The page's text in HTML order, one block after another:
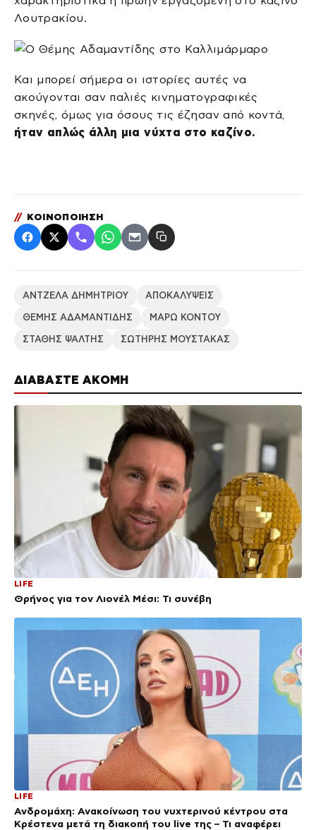
ΔΙΑΒΑΣΤΕ ΑΚΟΜΗ
LIFE
Θρήνος για τον Λιονέλ Μέσι: Τι συνέβη
LIFE
Ανδρομάχη: Ανακοίνωση του νυχτερινού κέντρου στα
Κρέστενα μετά τη διακοπή του live της – Τι αναφέρει
Λουτρακίου.
Και μπορεί σήμερα οι ιστορίες αυτές να
ακούγονται σαν παλιές κινηματογραφικές
σκηνές, όμως για όσους τις έζησαν από κοντά,
ήταν απλώς άλλη μια νύχτα στο καζίνο.
// ΚΟΙΝΟΠΟΙΗΣΗ
ΑΝΤΖΕΛΑ ΔΗΜΗΤΡΙΟΥ ΑΠΟΚΑΛΥΨΕΙΣ
ΘΕΜΗΣ ΑΔΑΜΑΝΤΙΔΗΣ ΜΑΡΩ ΚΟΝΤΟΥ
ΣΤΑΘΗΣ ΨΑΛΤΗΣ ΣΩΤΗΡΗΣ ΜΟΥΣΤΑΚΑΣ